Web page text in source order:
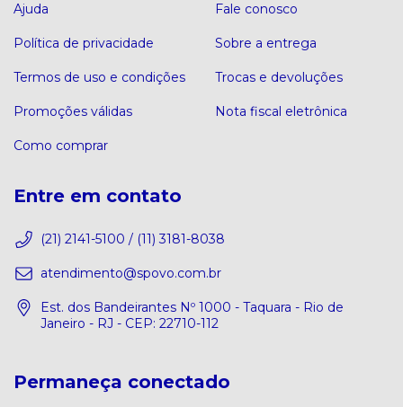
Ajuda
Política de privacidade
Termos de uso e condições
Promoções válidas
Como comprar
Fale conosco
Sobre a entrega
Trocas e devoluções
Nota fiscal eletrônica
Entre em contato
(21) 2141-5100 / (11) 3181-8038
atendimento@spovo.com.br
Est. dos Bandeirantes Nº 1000 - Taquara - Rio de
Janeiro - RJ - CEP: 22710-112
Permaneça conectado